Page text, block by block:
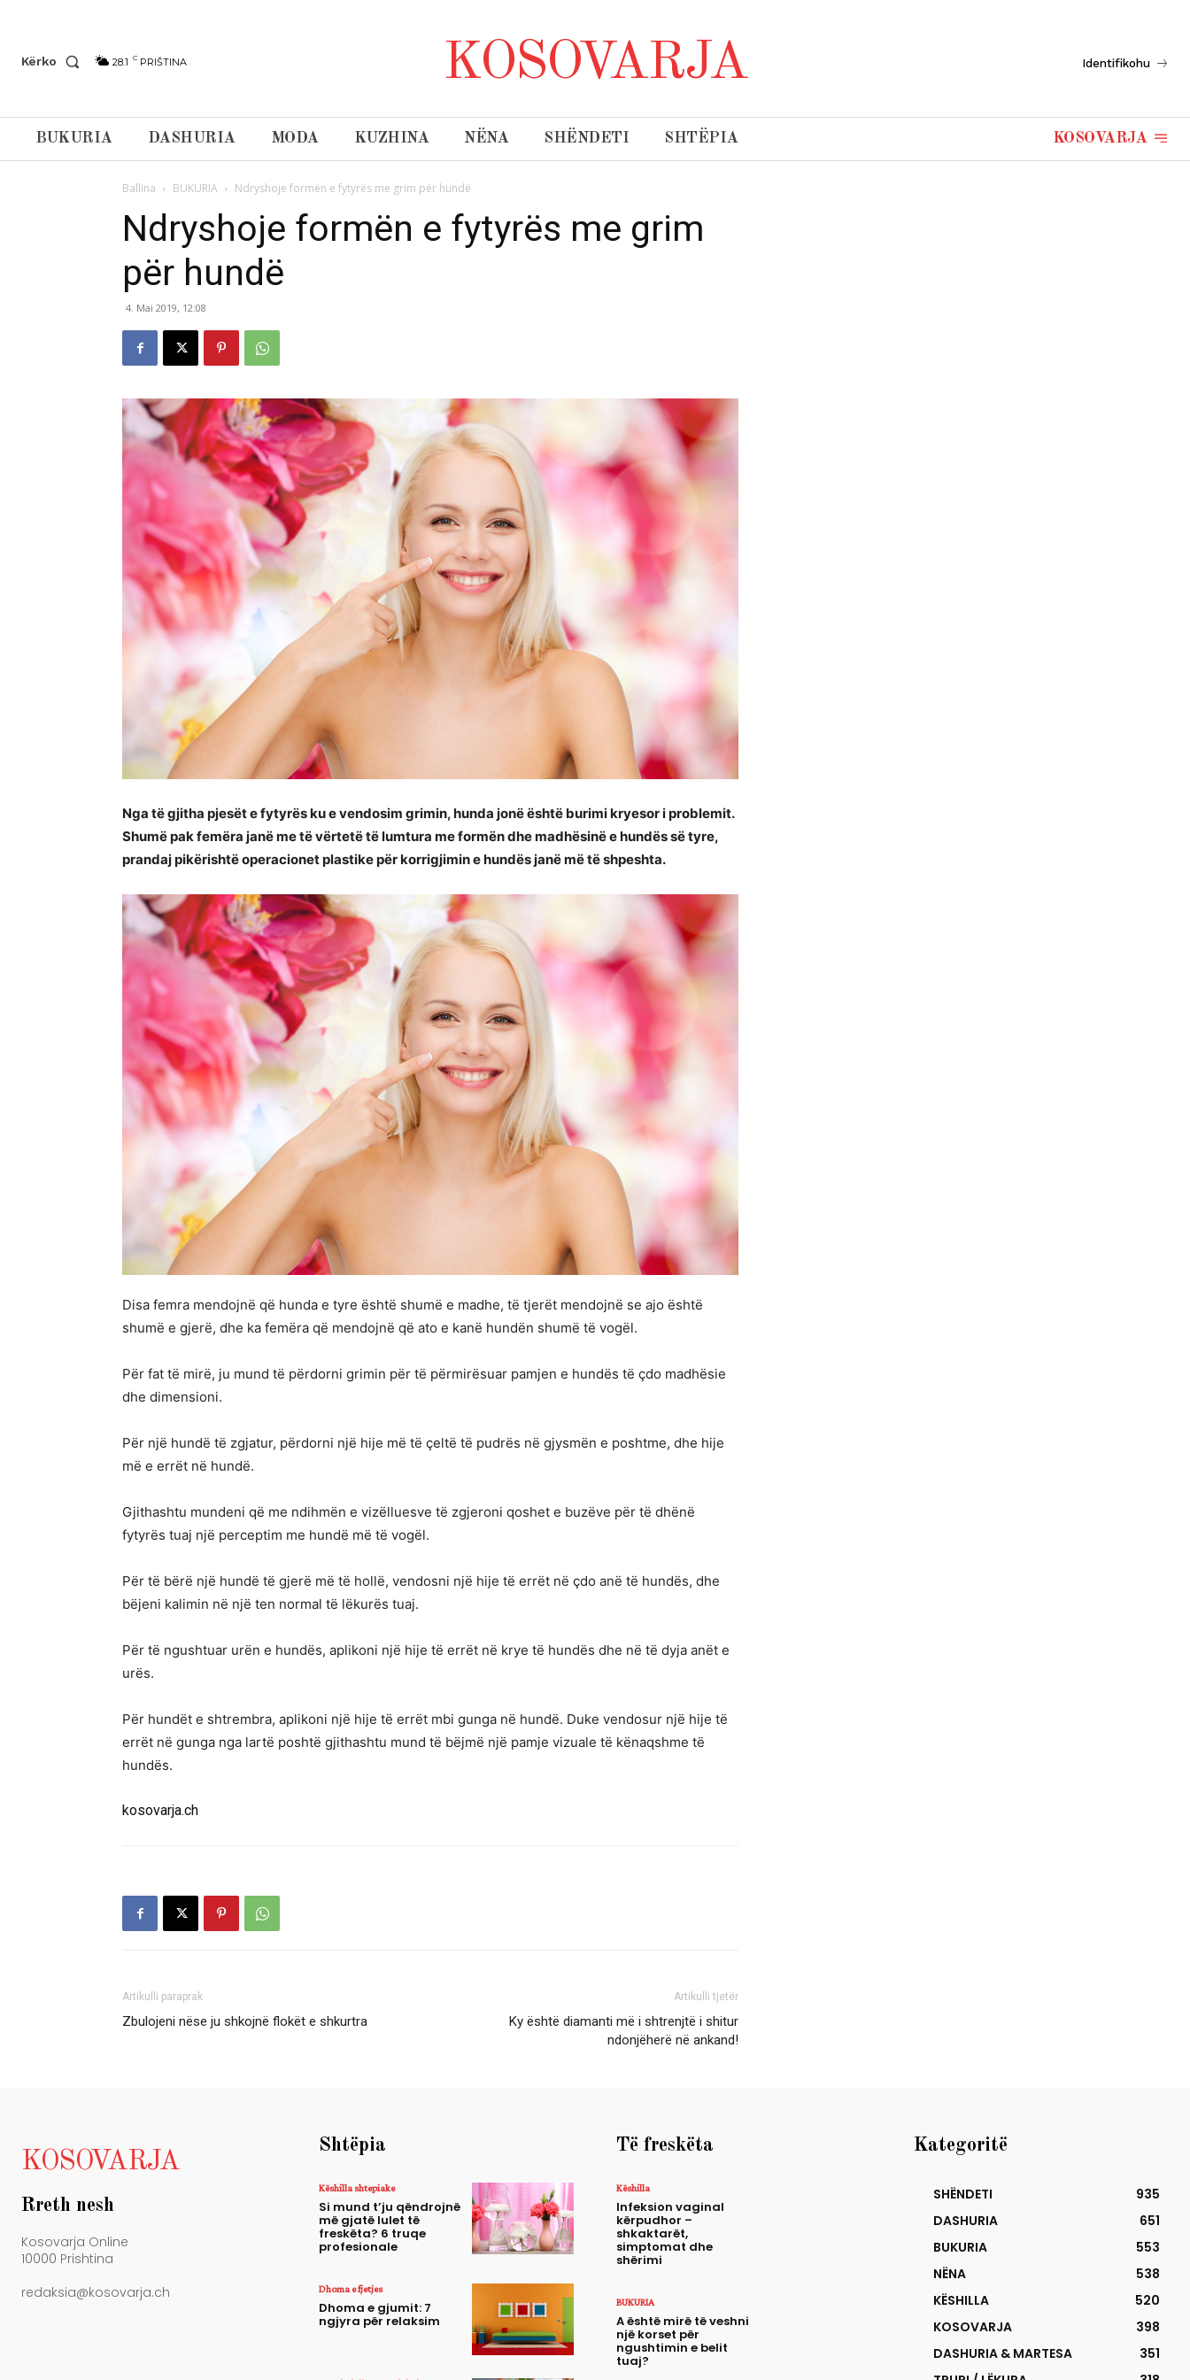
Kërko 28.1 C PRIŠTINA KOSOVARJA Identifikohu
BUKURIA DASHURIA MODA KUZHINA NËNA SHËNDETI SHTËPIA KOSOVARJA
Ballina BUKURIA Ndryshoje formën e fytyrës me grim për hundë
Ndryshoje formën e fytyrës me grim
për hundë
4. Mai 2019, 12:08
Nga të gjitha pjesët e fytyrës ku e vendosim grimin, hunda jonë është burimi kryesor i problemit.
Shumë pak femëra janë me të vërtetë të lumtura me formën dhe madhësinë e hundës së tyre,
prandaj pikërishtë operacionet plastike për korrigjimin e hundës janë më të shpeshta.
Disa femra mendojnë që hunda e tyre është shumë e madhe, të tjerët mendojnë se ajo është
shumë e gjerë, dhe ka femëra që mendojnë që ato e kanë hundën shumë të vogël.
Për fat të mirë, ju mund të përdorni grimin për të përmirësuar pamjen e hundës të çdo madhësie
dhe dimensioni.
Për një hundë të zgjatur, përdorni një hije më të çeltë të pudrës në gjysmën e poshtme, dhe hije
më e errët në hundë.
Gjithashtu mundeni që me ndihmën e vizëlluesve të zgjeroni qoshet e buzëve për të dhënë
fytyrës tuaj një perceptim me hundë më të vogël.
Për të bërë një hundë të gjerë më të hollë, vendosni një hije të errët në çdo anë të hundës, dhe
bëjeni kalimin në një ten normal të lëkurës tuaj.
Për të ngushtuar urën e hundës, aplikoni një hije të errët në krye të hundës dhe në të dyja anët e
urës.
Për hundët e shtrembra, aplikoni një hije të errët mbi gunga në hundë. Duke vendosur një hije të
errët në gunga nga lartë poshtë gjithashtu mund të bëjmë një pamje vizuale të kënaqshme të
hundës.
kosovarja.ch
Artikulli paraprak
Zbulojeni nëse ju shkojnë flokët e shkurtra
Artikulli tjetër
Ky është diamanti më i shtrenjtë i shitur
ndonjëherë në ankand!
KOSOVARJA
Rreth nesh
Kosovarja Online
10000 Prishtina
redaksia@kosovarja.ch
Shtëpia
Këshilla shtepiake
Si mund t’ju qëndrojnë
më gjatë lulet të
freskëta? 6 truqe
profesionale
Dhoma e fjetjes
Dhoma e gjumit: 7
ngjyra për relaksim
Të freskëta
Këshilla
Infeksion vaginal
kërpudhor –
shkaktarët,
simptomat dhe
shërimi
BUKURIA
A është mirë të veshni
një korset për
ngushtimin e belit
tuaj?
Kategoritë
SHËNDETI
935
DASHURIA
651
BUKURIA
553
NËNA
538
KËSHILLA
520
KOSOVARJA
398
DASHURIA & MARTESA
351